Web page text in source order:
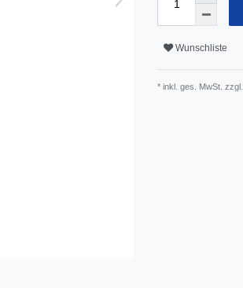
Wunschliste
* inkl. ges. MwSt. zzgl.